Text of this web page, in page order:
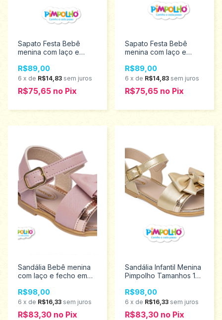
Sapato Festa Bebê
menina com laço e
Pimpolho Tamanhos 16
ao 21 0120382
R$89,00
6 x de R$14,83 sem juros
R$75,65 no Pix
Sapato Festa Bebê
menina com laço e
Pimpolho Tamanhos 16
ao 21 0120439
R$89,00
6 x de R$14,83 sem juros
R$75,65 no Pix
Sandália Bebê menina
com laço e fecho em
0120252
R$98,00
6 x de R$16,33 sem juros
R$83,30 no Pix
Sandália Infantil Menina
Pimpolho Tamanhos 16
R$98,00
6 x de R$16,33 sem juros
R$83,30 no Pix